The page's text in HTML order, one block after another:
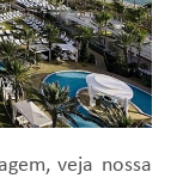
veja nossa